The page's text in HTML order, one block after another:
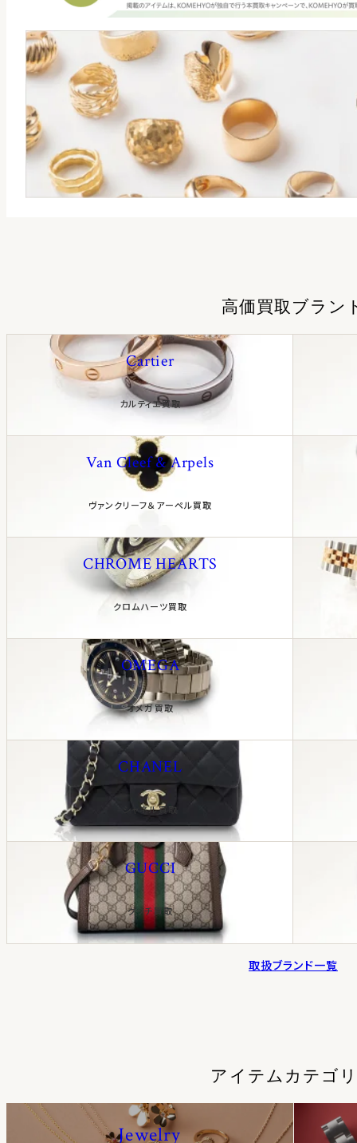
高価買取ブラン
Cartier
カルティエ買取
Van Cleef & Arpels
ヴァンクリーフ＆アーペル買取
CHROME HEARTS
クロムハーツ買取
OMEGA
オメガ買取
CHANEL
シャネル買取
GUCCI
グッチ買取
取扱ブランド一覧
アイテムカテゴ
Jewelry